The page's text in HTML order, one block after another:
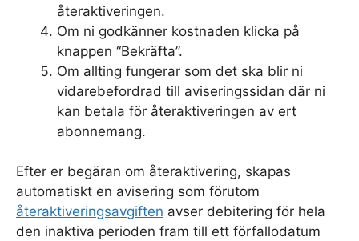
återaktiveringen.
Om ni godkänner kostnaden klicka på
knappen “Bekräfta”.
Om allting fungerar som det ska blir ni
vidarebefordrad till aviseringssidan där ni
kan betala för återaktiveringen av ert
abonnemang.
Efter er begäran om återaktivering, skapas
automatiskt en avisering som förutom
återaktiveringsavgiften avser debitering för hela
den inaktiva perioden fram till ett förfallodatum